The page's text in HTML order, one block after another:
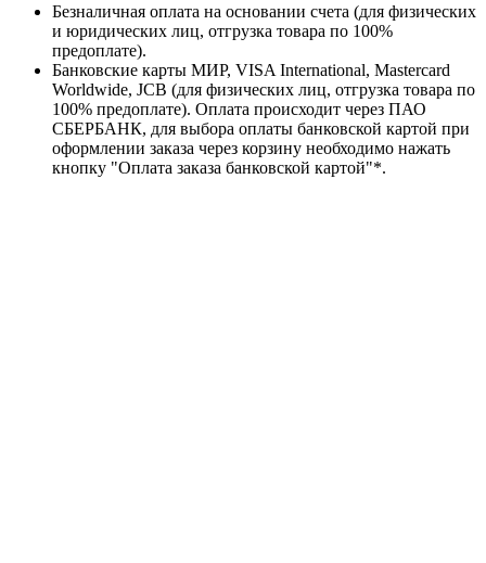
Безналичная оплата на основании счета (для физических
и юридических лиц, отгрузка товара по 100%
предоплате).
Банковские карты МИР, VISA International, Mastercard
Worldwide, JCB (для физических лиц, отгрузка товара по
100% предоплате). Оплата происходит через ПАО
СБЕРБАНК, для выбора оплаты банковской картой при
оформлении заказа через корзину необходимо нажать
кнопку "Оплата заказа банковской картой"*.